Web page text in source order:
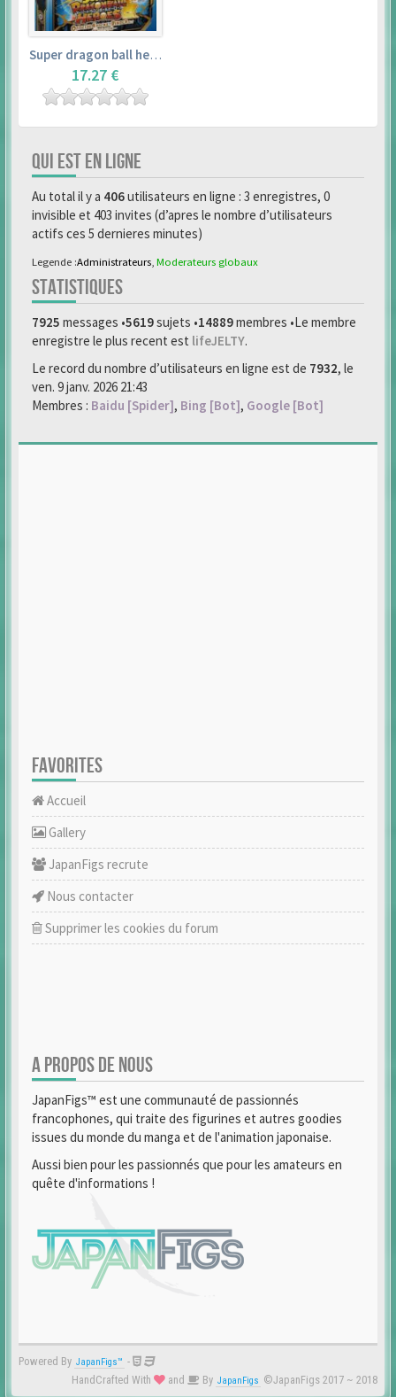
Super dragon ball heroes : official 4 pocket binder set
17.27 €
QUI EST EN LIGNE
Au total il y a 406utilisateurs en ligne : 3 enregistres, 0
invisible et 403 invites (d’apres le nombre d’utilisateurs
actifs ces 5 dernieres minutes)
Legende :Administrateurs Moderateurs globaux
STATISTIQUES
7925 messages •5619sujets •14889membres •Le membre
enregistre le plus recent est lifeJELTY.
Le record du nombre d’utilisateurs en ligne est de 7932, le
ven. 9 janv. 2026 21:43
Membres : Baidu [Spider], Bing [Bot], Google [Bot]
FAVORITES
Accueil
Gallery
JapanFigs recrute
Nous contacter
Supprimer les cookies du forum
A PROPOS DE NOUS
JapanFigs™ est une communauté de passionnés
francophones, qui traite des figurines et autres goodies
issues du monde du manga et de l'animation japonaise.
Aussi bien pour les passionnés que pour les amateurs en
quête d'informations !
Powered By JapanFigs™ -
HandCrafted With
and By JapanFigs ©JapanFigs 2017 ~ 2018